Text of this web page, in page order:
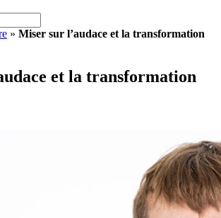
» Miser sur l’audace et la transformation
et la transformation